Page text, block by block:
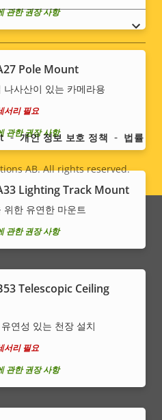
관한 권장 사항
Pole Mount
나사산이 있는 카메라용
서리 필요
관한 권장 사항
Lighting Track Mount
위한 유연한 마운트
관한 권장 사항
Telescopic Ceiling
연성 있는 천장 설치
서리 필요
관한 권장 사항
AB. All rights reserved.
개인 정보 보호 정책 법률